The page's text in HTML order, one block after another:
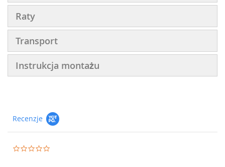
Raty
Transport
Instrukcja montażu
Recenzje